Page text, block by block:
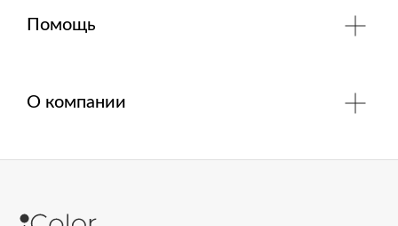
Помощь
О компании